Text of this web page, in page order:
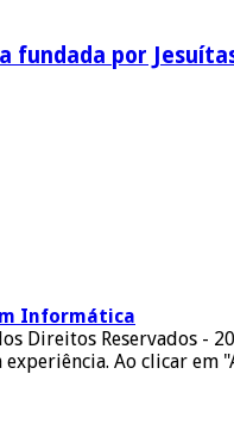
fundada por
Informática
Direitos Reservados -
Ao clicar em